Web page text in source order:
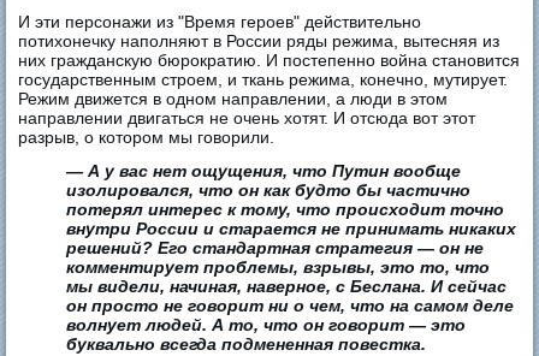
И эти персонажи из "Время героев" действительно
потихонечку наполняют в России ряды режима, вытесняя из
них гражданскую бюрократию. И постепенно война становится
государственным строем, и ткань режима, конечно, мутирует.
Режим движется в одном направлении, а люди в этом
направлении двигаться не очень хотят. И отсюда вот этот
разрыв, о котором мы говорили.
— А у вас нет ощущения, что Путин вообще
изолировался, что он как будто бы частично
потерял интерес к тому, что происходит точно
внутри России и старается не принимать никаких
решений? Его стандартная стратегия — он не
комментирует проблемы, взрывы, это то, что
мы видели, начиная, наверное, с Беслана. И сейчас
он просто не говорит ни о чем, что на самом деле
волнует людей. А то, что он говорит — это
буквально всегда подмененная повестка.